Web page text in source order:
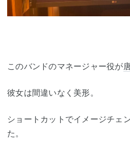
このバンドのマネージャー役が
彼女は間違いなく美形。
ショートカットでイメージチェ
た。